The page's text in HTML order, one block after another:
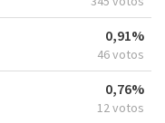
0,91%
46 votos
0,76%
12 votos